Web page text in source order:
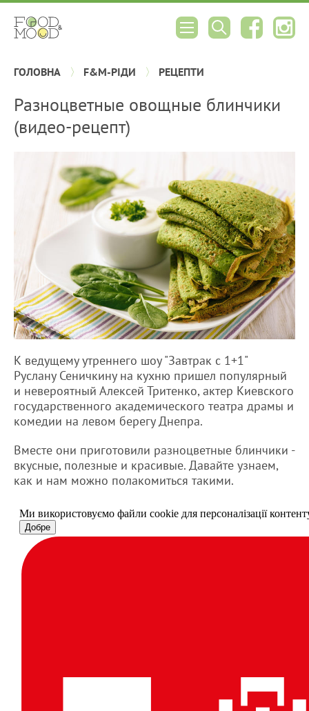
ГОЛОВНА F&M-РІДИ РЕЦЕПТИ
Разноцветные овощные блинчики
(видео-рецепт)
К ведущему утреннего шоу "Завтрак с 1+1"
Руслану Сеничкину на кухню пришел популярный
и невероятный Алексей Тритенко, актер Киевского
государственного академического театра драмы и
комедии на левом берегу Днепра.
Вместе они приготовили разноцветные блинчики -
вкусные, полезные и красивые. Давайте узнаем,
как и нам можно полакомиться такими.